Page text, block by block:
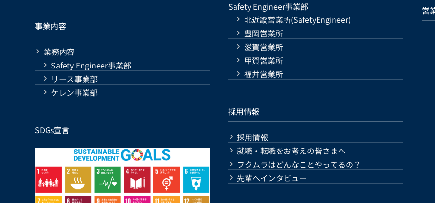
事業内容
業務内容
Safety Engineer事業部
リース事業部
ケレン事業部
SDGs宣言
Safety Engineer事業部
北近畿営業所(SafetyEngineer)
豊岡営業所
滋賀営業所
甲賀営業所
福井営業所
採用情報
採用情報
就職・転職をお考えの皆さまへ
フクムラはどんなことやってるの？
先輩へインタビュー
営